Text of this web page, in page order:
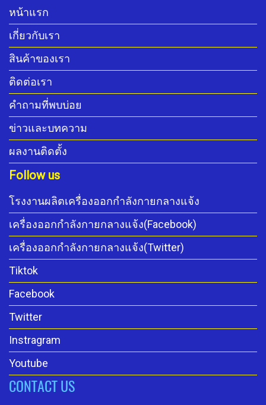
หน้าแรก
เกี่ยวกับเรา
สินค้าของเรา
ติดต่อเรา
คำถามที่พบบ่อย
ข่าวและบทความ
ผลงานติดตั้ง
Follow us
โรงงานผลิตเครื่องออกกำลังกายกลางแจ้ง
เครื่องออกกำลังกายกลางแจ้ง(Facebook)
เครื่องออกกำลังกายกลางแจ้ง(Twitter)
Tiktok
Facebook
Twitter
Instragram
Youtube
CONTACT US